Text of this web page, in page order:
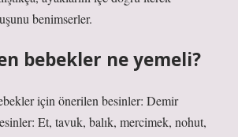
benimserler.
bebekler ne yemeli?
için önerilen besinler: Demir
Et, tavuk, balık, mercimek, nohut,